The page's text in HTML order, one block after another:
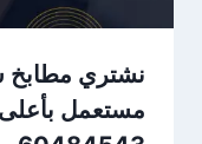
نشتري مطابخ
مستعمل